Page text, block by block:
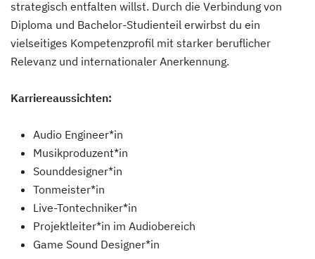
strategisch entfalten willst. Durch die Verbindung von
Diploma und Bachelor-Studienteil erwirbst du ein
vielseitiges Kompetenzprofil mit starker beruflicher
Relevanz und internationaler Anerkennung.
Karriereaussichten:
Audio Engineer*in
Musikproduzent*in
Sounddesigner*in
Tonmeister*in
Live-Tontechniker*in
Projektleiter*in im Audiobereich
Game Sound Designer*in